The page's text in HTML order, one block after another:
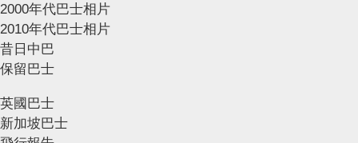
2000年代巴士相片
2010年代巴士相片
昔日中巴
保留巴士
英國巴士
新加坡巴士